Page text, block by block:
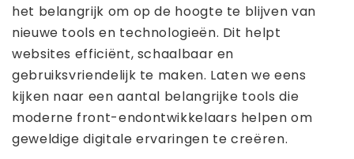
het belangrijk om op de hoogte te blijven van
nieuwe tools en technologieën. Dit helpt
websites efficiënt, schaalbaar en
gebruiksvriendelijk te maken. Laten we eens
kijken naar een aantal belangrijke tools die
moderne front-endontwikkelaars helpen om
geweldige digitale ervaringen te creëren.